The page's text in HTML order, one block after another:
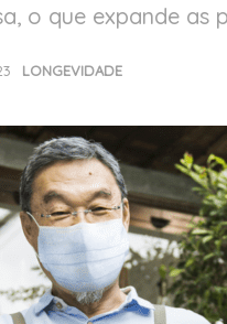
o que expande as
LONGEVIDADE